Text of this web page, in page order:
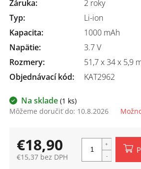
Na sklade (1 ks)
Môžeme doručiť do: 10.8.2026
Záruka:
2 roky
Typ:
Li-ion
Kapacita:
1000 mAh
Napätie:
3.7 V
Rozmery:
51,7 x 34 x 5,9
Objednávací kód:
KAT2962
€18,90
€15,37 bez DPH